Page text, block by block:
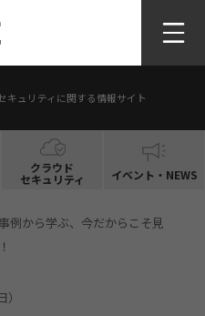
キュリティに関する情報サイト
クラウド
セキュリティ イベント・NEWS
例から学ぶ、今だからこそ見